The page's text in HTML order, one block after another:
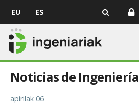
EU ES
Noticias de Ingeniería
apirilak 06